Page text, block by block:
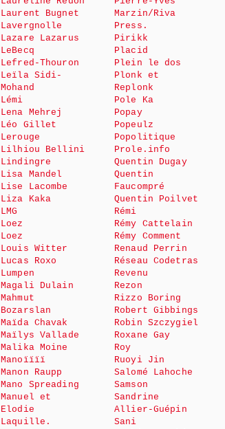
Laurent Bugnet
Lavergnolle
Lazare Lazarus
LeBecq
Lefred-Thouron
Leïla Sidi-
Mohand
Lémi
Lena Mehrej
Léo Gillet
Lerouge
Lilhiou Bellini
Lindingre
Lisa Mandel
Lise Lacombe
Liza Kaka
LMG
Loez
Loez
Louis Witter
Lucas Roxo
Lumpen
Magali Dulain
Mahmut
Bozarslan
Maïda Chavak
Maïlys Vallade
Malika Moine
Manoïïïï
Manon Raupp
Mano Spreading
Manuel et
Elodie
Laquille.
Marzin/Riva
Press.
Pirikk
Placid
Plein le dos
Plonk et
Replonk
Pole Ka
Popay
Popeulz
Popolitique
Prole.info
Quentin Dugay
Quentin
Faucompré
Quentin Poilvet
Rémi
Rémy Cattelain
Rémy Comment
Renaud Perrin
Réseau Codetras
Revenu
Rezon
Rizzo Boring
Robert Gibbings
Robin Szczygiel
Roxane Gay
Roy
Ruoyi Jin
Salomé Lahoche
Samson
Sandrine
Allier-Guépin
Sani